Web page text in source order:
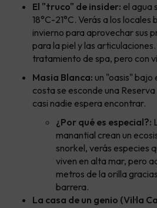
El "truco" de insider: el agua
18°C-21°C. Verás a los locales
invierno para aprovechar sus
para la piel y las articulaciones.
tratamiento de spa, pero con
Masia Blanca: un "oasis" bajo
costa se esconde una
casi nadie espera encontrar.
¿Por qué es especial?:
manantial crean un
snorkel, verás especies
viven en alta mar, pero
metros de la orilla
barrera.
La casa de un genio (Vil·la